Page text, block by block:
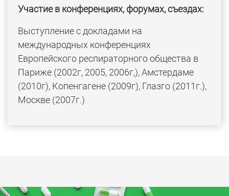
Участие в конференциях, форумах, съездах:
Выступление с докладами на
международных конференциях
Европейского респираторного общества в
Париже (2002г, 2005, 2006г,), Амстердаме
(2010г), Копенгагене (2009г), Глазго (2011г.),
Москве (2007г.)